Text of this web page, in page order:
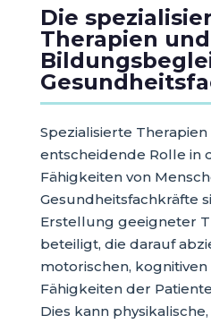
Die
Therapien
Spezialisierte
entscheidende Rolle in
Fähigkeiten von
Gesundheitsfachkräfte
Erstellung geeigneter
beteiligt, die darauf
motorischen,
Fähigkeiten der
Dies kann